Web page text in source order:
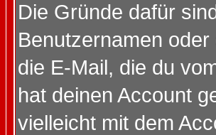
Die Gründe dafür
Benutzernamen
die E-Mail, die du
hat deinen Account
vielleicht mit dem